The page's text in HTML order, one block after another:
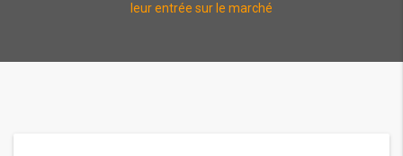
leur entrée sur le marché